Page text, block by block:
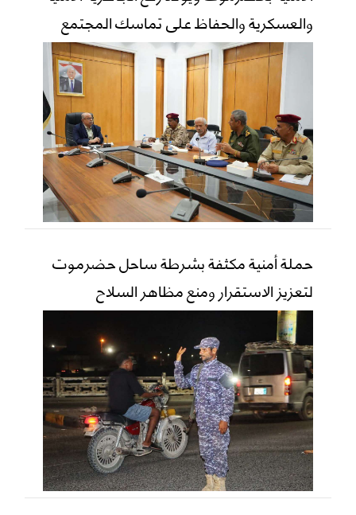
والعسكرية والحفاظ على تماسك المجتمع
حملة أمنية مكثفة بشرطة ساحل حضرموت
لتعزيز الاستقرار ومنع مظاهر السلاح